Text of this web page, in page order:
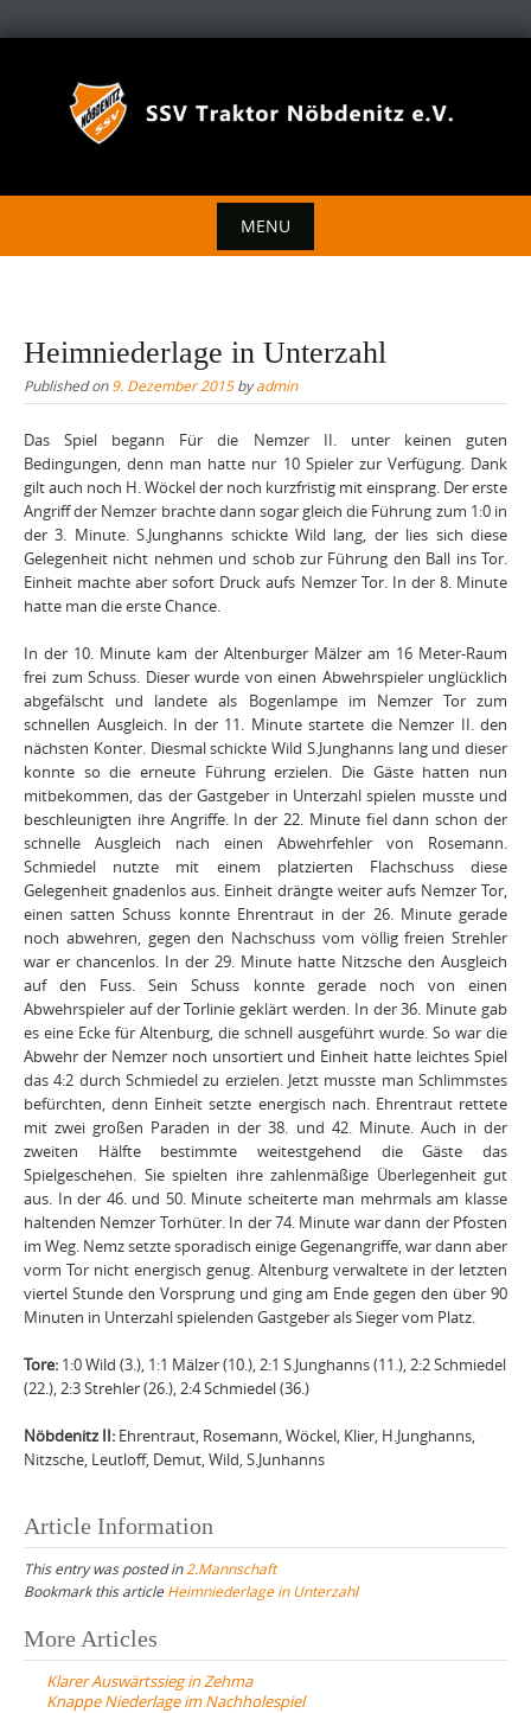
MENU
content
Heimniederlage in Unterzahl
Published on 9. Dezember 2015byadmin
Das Spiel begann Für die Nemzer II. unter keinen guten
Bedingungen, denn man hatte nur 10 Spieler zur Verfügung. Dank
gilt auch noch H. Wöckel der noch kurzfristig mit einsprang. Der erste
Angriff der Nemzer brachte dann sogar gleich die Führung zum 1:0 in
der 3. Minute. S.Junghanns schickte Wild lang, der lies sich diese
Gelegenheit nicht nehmen und schob zur Führung den Ball ins Tor.
Einheit machte aber sofort Druck aufs Nemzer Tor. In der 8. Minute
hatte man die erste Chance.
In der 10. Minute kam der Altenburger Mälzer am 16 Meter-Raum
frei zum Schuss. Dieser wurde von einen Abwehrspieler unglücklich
abgefälscht und landete als Bogenlampe im Nemzer Tor zum
schnellen Ausgleich. In der 11. Minute startete die Nemzer II. den
nächsten Konter. Diesmal schickte Wild S.Junghanns lang und dieser
konnte so die erneute Führung erzielen. Die Gäste hatten nun
mitbekommen, das der Gastgeber in Unterzahl spielen musste und
beschleunigten ihre Angriffe. In der 22. Minute fiel dann schon der
schnelle Ausgleich nach einen Abwehrfehler von Rosemann.
Schmiedel nutzte mit einem platzierten Flachschuss diese
Gelegenheit gnadenlos aus. Einheit drängte weiter aufs Nemzer Tor,
einen satten Schuss konnte Ehrentraut in der 26. Minute gerade
noch abwehren, gegen den Nachschuss vom völlig freien Strehler
war er chancenlos. In der 29. Minute hatte Nitzsche den Ausgleich
auf den Fuss. Sein Schuss konnte gerade noch von einen
Abwehrspieler auf der Torlinie geklärt werden. In der 36. Minute gab
es eine Ecke für Altenburg, die schnell ausgeführt wurde. So war die
Abwehr der Nemzer noch unsortiert und Einheit hatte leichtes Spiel
das 4:2 durch Schmiedel zu erzielen. Jetzt musste man Schlimmstes
befürchten, denn Einheit setzte energisch nach. Ehrentraut rettete
mit zwei großen Paraden in der 38. und 42. Minute. Auch in der
zweiten Hälfte bestimmte weitestgehend die Gäste das
Spielgeschehen. Sie spielten ihre zahlenmäßige Überlegenheit gut
aus. In der 46. und 50. Minute scheiterte man mehrmals am klasse
haltenden Nemzer Torhüter. In der 74. Minute war dann der Pfosten
im Weg. Nemz setzte sporadisch einige Gegenangriffe, war dann aber
vorm Tor nicht energisch genug. Altenburg verwaltete in der letzten
viertel Stunde den Vorsprung und ging am Ende gegen den über 90
Minuten in Unterzahl spielenden Gastgeber als Sieger vom Platz.
Tore: 1:0 Wild (3.), 1:1 Mälzer (10.), 2:1 S.Junghanns (11.), 2:2 Schmiedel
(22.), 2:3 Strehler (26.), 2:4 Schmiedel (36.)
Nöbdenitz II: Ehrentraut, Rosemann, Wöckel, Klier, H.Junghanns,
Nitzsche, Leutloff, Demut, Wild, S.Junhanns
Article Information
This entry was posted in2.Mannschaft
Bookmark this article Heimniederlage in Unterzahl
Post
navigation
More Articles
Klarer Auswärtssieg in Zehma
Knappe Niederlage im Nachholespiel